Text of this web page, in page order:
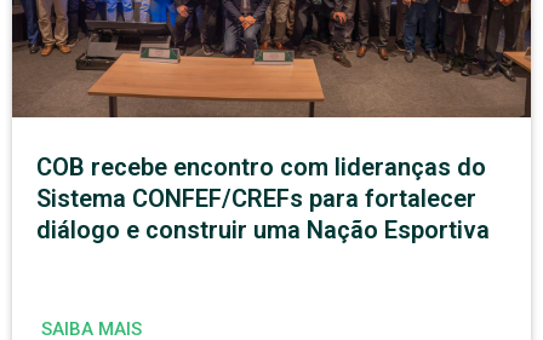
COB recebe encontro com lideranças do
Sistema CONFEF/CREFs para fortalecer
diálogo e construir uma Nação Esportiva
SAIBA MAIS